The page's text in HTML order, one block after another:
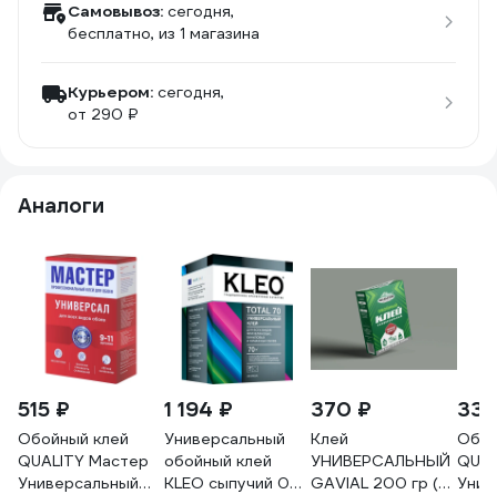
Самовывоз: сегодня,
бесплатно, из 1 магазина
Курьером: сегодня,
от 290 ₽
Аналоги
515 ₽
Обойный клей
QUALITY Мастер
Универсальный
1 194 ₽
Универсальный
обойный клей
KLEO сыпучий 075
370 ₽
Клей
УНИВЕРСАЛЬНЫЙ
GAVIAL 200 гр (